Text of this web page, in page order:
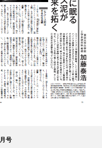
2026年7月1日 発行／ 8 月号